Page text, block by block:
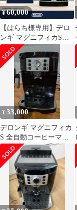
¥60,000
【はらち様専用】デロ
ンギ マグニフィカS
ECAM22112B
¥33,000
デロンギ マグニフィカ
S 全自動コーヒーマシ
ン ブラック
ECAM22112B